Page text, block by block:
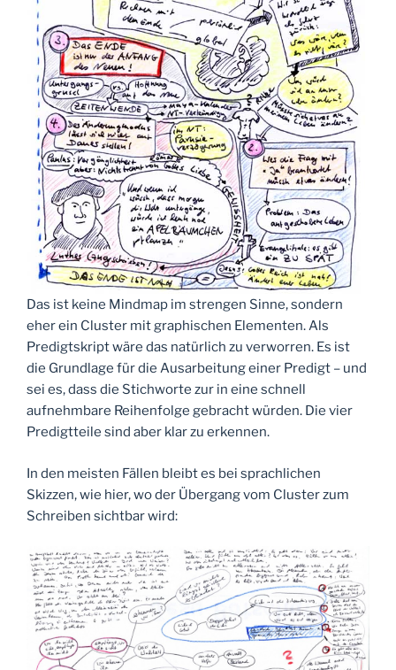
Das ist keine Mindmap im strengen Sinne, sondern
eher ein Cluster mit graphischen Elementen. Als
Predigtskript wäre das natürlich zu verworren. Es ist
die Grundlage für die Ausarbeitung einer Predigt – und
sei es, dass die Stichworte zur in eine schnell
aufnehmbare Reihenfolge gebracht würden. Die vier
Predigtteile sind aber klar zu erkennen.
In den meisten Fällen bleibt es bei sprachlichen
Skizzen, wie hier, wo der Übergang vom Cluster zum
Schreiben sichtbar wird: